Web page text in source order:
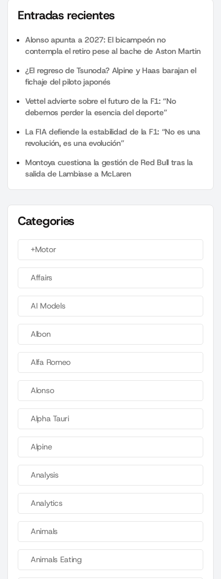
Entradas recientes
Alonso apunta a 2027: El bicampeón no
contempla el retiro pese al bache de Aston Martin
¿El regreso de Tsunoda? Alpine y Haas barajan el
fichaje del piloto japonés
Vettel advierte sobre el futuro de la F1: “No
debemos perder la esencia del deporte”
La FIA defiende la estabilidad de la F1: “No es una
revolución, es una evolución”
Montoya cuestiona la gestión de Red Bull tras la
salida de Lambiase a McLaren
Categories
+Motor
Affairs
AI Models
Albon
Alfa Romeo
Alonso
Alpha Tauri
Alpine
Analysis
Analytics
Animals
Animals Eating